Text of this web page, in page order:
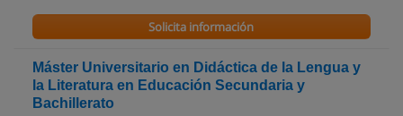
Solicita información
Máster Universitario en Didáctica de la Lengua y
la Literatura en Educación Secundaria y
Bachillerato